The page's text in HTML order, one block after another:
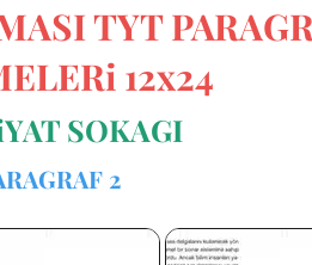
TYT
12x24
SOKAGI
2